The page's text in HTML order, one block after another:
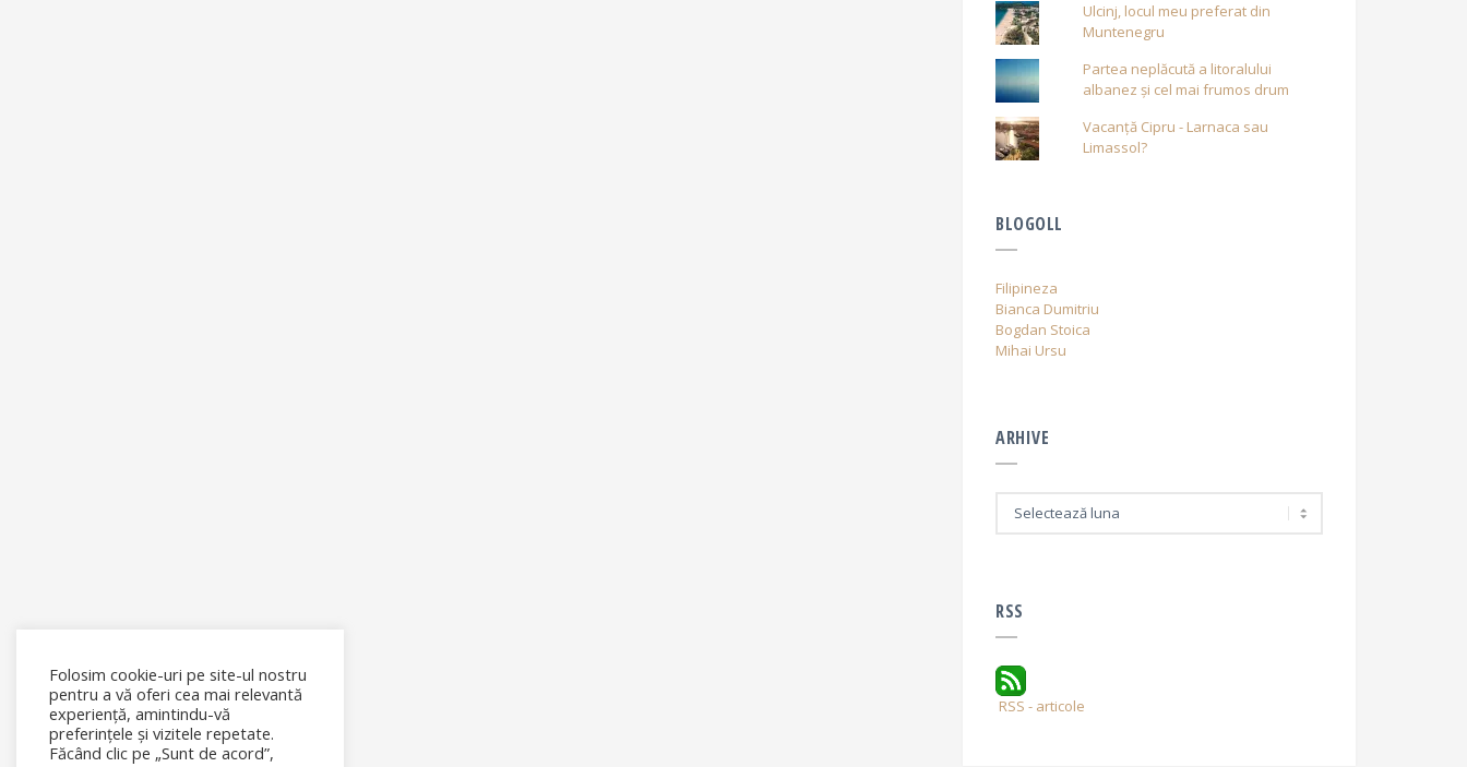
Ulcinj, locul meu preferat din
Muntenegru
Partea neplăcută a litoralului
albanez și cel mai frumos drum
Vacanță Cipru - Larnaca sau
Limassol?
BLOGOLL
Filipineza
Bianca Dumitriu
Bogdan Stoica
Mihai Ursu
ARHIVE
RSS
RSS - articole
Folosim cookie-uri pe site-ul nostru
pentru a vă oferi cea mai relevantă
experiență, amintindu-vă
preferințele și vizitele repetate.
Făcând clic pe „Sunt de acord”,